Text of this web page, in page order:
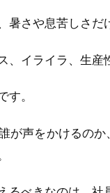
暑さや息苦しさだ
、イライラ、生
す。
が声をかけるの